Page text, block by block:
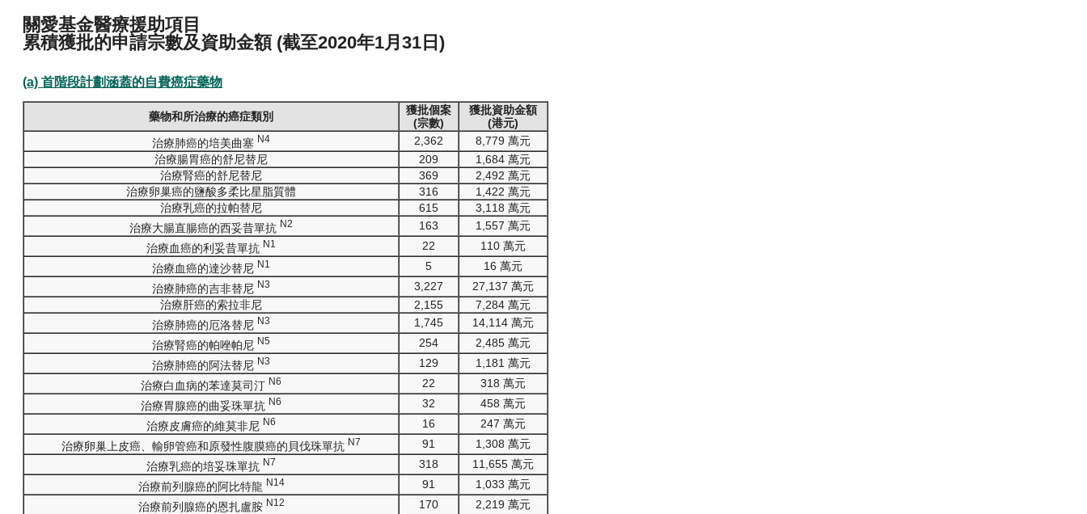
關愛基金醫療援助項目
累積獲批的申請宗數及資助金額 (截至2020年1月31日)
(a) 首階段計劃涵蓋的自費癌症藥物
藥物和所治療的癌症類別
獲批個案
(宗數)
獲批資助金額
(港元)
治療肺癌的培美曲塞 N4 2,362
8,779 萬元
治療腸胃癌的舒尼替尼
209
1,684 萬元
治療腎癌的舒尼替尼
369
2,492 萬元
治療卵巢癌的鹽酸多柔比星脂質體
316
1,422 萬元
治療乳癌的拉帕替尼
615
3,118 萬元
治療大腸直腸癌的西妥昔單抗 N2 163
1,557 萬元
治療血癌的利妥昔單抗 N1 22
110 萬元
治療血癌的達沙替尼 N1 5
16 萬元
治療肺癌的吉非替尼 N3 3,227
27,137 萬元
治療肝癌的索拉非尼
2,155
7,284 萬元
治療肺癌的厄洛替尼 N3 1,745
14,114 萬元
治療腎癌的帕唑帕尼 N5 254
2,485 萬元
治療肺癌的阿法替尼 N3 129
1,181 萬元
治療白血病的苯達莫司汀 N6 22
318 萬元
治療胃腺癌的曲妥珠單抗 N6 32
458 萬元
治療皮膚癌的維莫非尼 N6 16
247 萬元
治療卵巢上皮癌、輸卵管癌和原發性腹膜癌的貝伐珠單抗 N7 91
1,308 萬元
治療乳癌的培妥珠單抗 N7 318
11,655 萬元
治療前列腺癌的阿比特龍 N14 91
1,033 萬元
治療前列腺癌的恩扎盧胺 N12 170
2,219 萬元